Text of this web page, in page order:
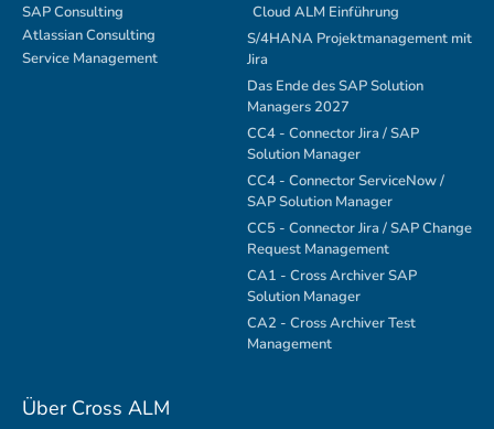
SAP Consulting
Atlassian Consulting
Service Management
Cloud ALM Einführung
S/4HANA Projektmanagement mit
Jira
Das Ende des SAP Solution
Managers 2027
CC4 - Connector Jira / SAP
Solution Manager
CC4 - Connector ServiceNow /
SAP Solution Manager
CC5 - Connector Jira / SAP Change
Request Management
CA1 - Cross Archiver SAP
Solution Manager
CA2 - Cross Archiver Test
Management
Über Cross ALM